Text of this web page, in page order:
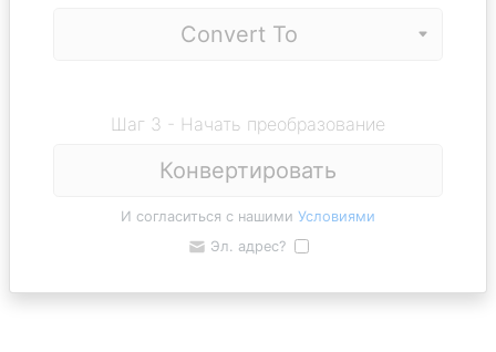
Шаг 3 - Начать преобразование
Конвертировать
И согласиться с нашими Условиями
Эл. адрес?